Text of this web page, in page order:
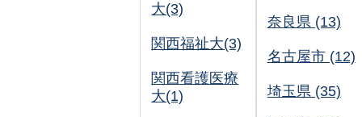
大(3)
関西福祉大(3)
関西看護医療
大(1)
奈良県 (13)
名古屋市 (12)
埼玉県 (35)